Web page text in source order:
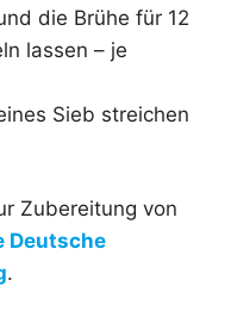
die Brühe für 12
lassen – je
Sieb streichen
Zubereitung von
Deutsche
.